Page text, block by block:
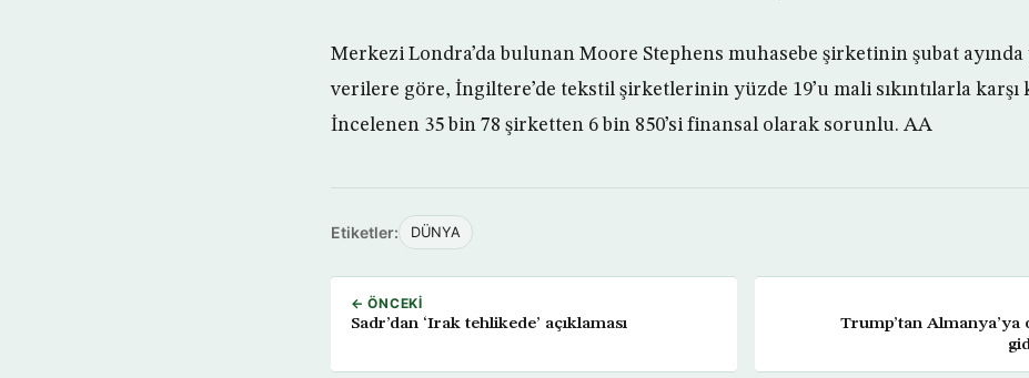
Merkezi Londra’da bulunan Moore Stephens muhasebe şirketinin şubat ayında
verilere göre, İngiltere’de tekstil şirketlerinin yüzde 19’u mali sıkıntılarla karşı
İncelenen 35 bin 78 şirketten 6 bin 850’si finansal olarak sorunlu. AA
Etiketler: DÜNYA
← ÖNCEKI
Sadr’dan ‘Irak tehlikede’ açıklaması
Trump’tan Almanya’ya